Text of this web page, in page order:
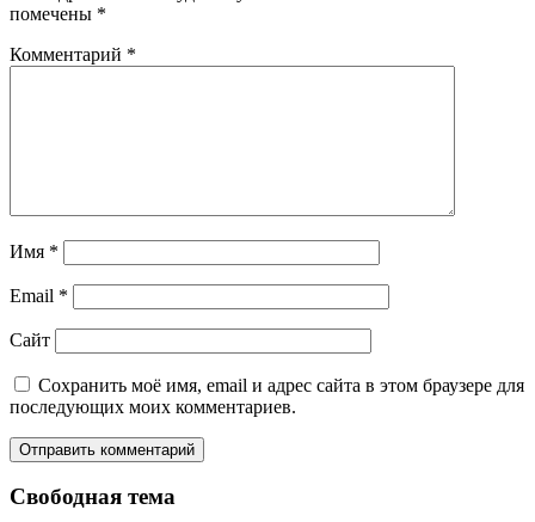
помечены *
Комментарий *
Имя *
Email *
Сайт
Сохранить моё имя, email и адрес сайта в этом браузере для
последующих моих комментариев.
Свободная тема